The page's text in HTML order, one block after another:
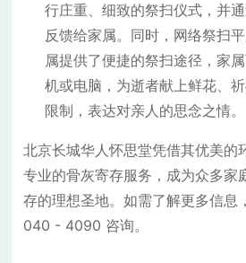
行庄重、细致的祭扫仪式，并
反馈给家属。同时，网络祭扫
属提供了便捷的祭扫途径，家
机或电脑，为逝者献上鲜花、
限制，表达对亲人的思念之情。
北京长城华人怀思堂凭借其优美的
专业的骨灰寄存服务，成为众多家
存的理想圣地。如需了解更多信
040 - 4090 咨询。